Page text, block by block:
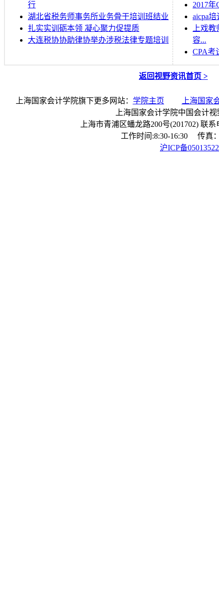
行
湖北省税务师事务所业务骨干培训班结业
扎实实训砺本领 凝心聚力促提质
大连税协协助律协举办涉税法律专题培训
2017
aicpa
上戏
容...
CPA考
返回视野资讯首页 >
上海国家会计学院旗下更多网站： 学院主页
上海国家
上海国家会计学院中国会计
上海市青浦区蟠龙路200号(201702) 联系
工作时间:8:30-16:30 传真：
沪ICP备